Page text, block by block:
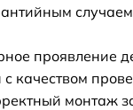
проявление
качеством
монтаж